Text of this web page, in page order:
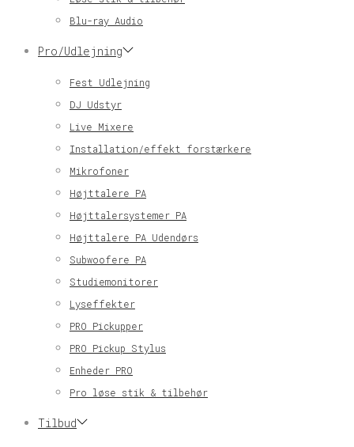
Blu-ray Audio
Pro/Udlejning
Fest Udlejning
DJ Udstyr
Live Mixere
Installation/effekt forstærkere
Mikrofoner
Højttalere PA
Højttalersystemer PA
Højttalere PA Udendørs
Subwoofere PA
Studiemonitorer
Lyseffekter
PRO Pickupper
PRO Pickup Stylus
Enheder PRO
Pro løse stik & tilbehør
Tilbud